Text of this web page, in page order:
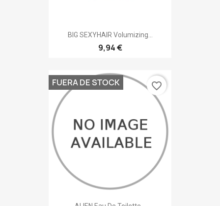
BIG SEXYHAIR Volumizing...
9,94 €
FUERA DE STOCK favorite_border